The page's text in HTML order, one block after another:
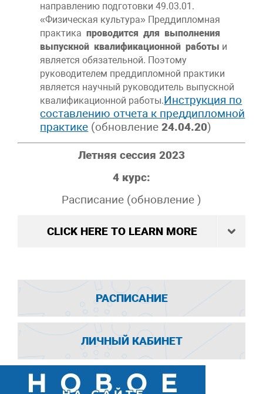
направлению подготовки 49.03.01.
«Физическая культура» Преддипломная
практикапроводится для выполнения
выпускной квалификационной работы и
является обязательной. Поэтому
руководителем преддипломной практики
является научный руководитель выпускной
квалификационной работы.Инструкция по
составлению отчета к преддипломной
практике (обновление24.04.20)
Летняя сессия 2023
4 курс:
Расписание (обновление )
CLICK HERE TO LEARN MORE
РАСПИСАНИЕ
ЛИЧНЫЙ КАБИНЕТ